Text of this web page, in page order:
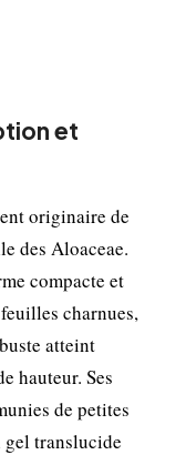
et
originaire de
des Aloaceae.
compacte et
charnues,
atteint
hauteur. Ses
de petites
gel translucide